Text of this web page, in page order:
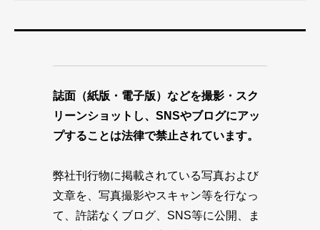
誌面（紙版・電子版）などを撮影・スク
リーンショットし、SNSやブログにアッ
プすることは法律で禁止されています。
弊社刊行物に掲載されている写真および
文章を、写真撮影やスキャン等を行なっ
て、許諾なくブログ、SNS等に公開、ま